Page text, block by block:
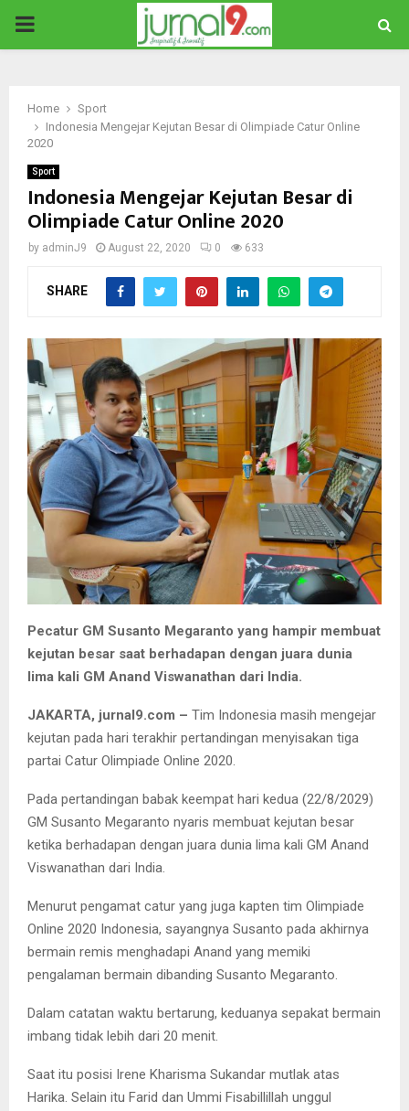
PRIMARY
Home
Sport
Indonesia Mengejar Kejutan Besar di Olimpiade Catur Online
2020
Sport
Indonesia Mengejar Kejutan Besar di
Olimpiade Catur Online 2020
by adminJ9 August 22, 2020 0 633
SHARE
Pecatur GM Susanto Megaranto yang hampir membuat
kejutan besar saat berhadapan dengan juara dunia
lima kali GM Anand Viswanathan dari India.
JAKARTA, jurnal9.com – Tim Indonesia masih mengejar
kejutan pada hari terakhir pertandingan menyisakan tiga
partai Catur Olimpiade Online 2020.
Pada pertandingan babak keempat hari kedua (22/8/2029)
GM Susanto Megaranto nyaris membuat kejutan besar
ketika berhadapan dengan juara dunia lima kali GM Anand
Viswanathan dari India.
Menurut pengamat catur yang juga kapten tim Olimpiade
Online 2020 Indonesia, sayangnya Susanto pada akhirnya
bermain remis menghadapi Anand yang memiki
pengalaman bermain dibanding Susanto Megaranto.
Dalam catatan waktu bertarung, keduanya sepakat bermain
imbang tidak lebih dari 20 menit.
Saat itu posisi Irene Kharisma Sukandar mutlak atas
Harika. Selain itu Farid dan Ummi Fisabillillah unggul